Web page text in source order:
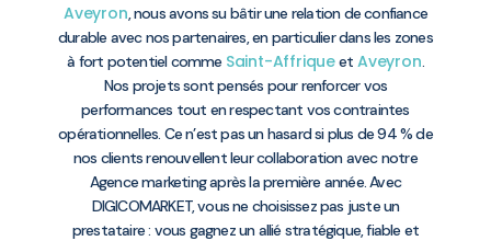
Aveyron, nous avons su bâtir une relation de confiance
durable avec nos partenaires, en particulier dans les zones
à fort potentiel comme Saint-Affriqueet Aveyron.
Nos projets sont pensés pour renforcer vos
performances tout en respectant vos contraintes
opérationnelles. Ce n’est pas un hasard si plus de 94 % de
nos clients renouvellent leur collaboration avec notre
Agence marketing après la première année. Avec
DIGICOMARKET, vous ne choisissez pas juste un
prestataire : vous gagnez un allié stratégique, fiable et